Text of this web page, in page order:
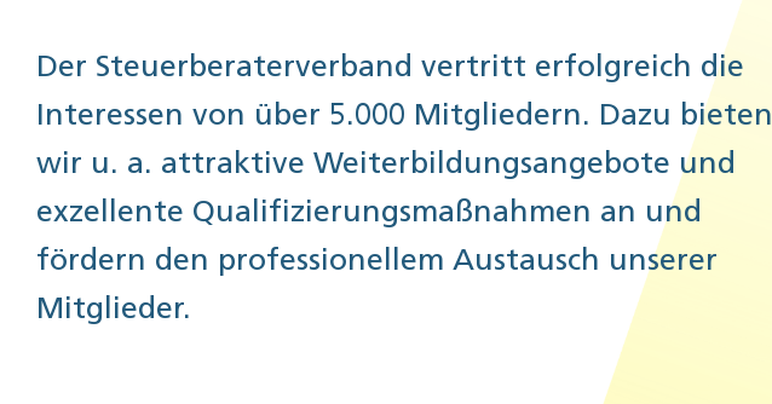
Der Steuerberaterverband vertritt erfolgreich die
Interessen von über 5.000 Mitgliedern. Dazu bieten
wir u. a. attraktive Weiterbildungsangebote und
exzellente Qualifizierungsmaßnahmen an und
fördern den professionellem Austausch unserer
Mitglieder.